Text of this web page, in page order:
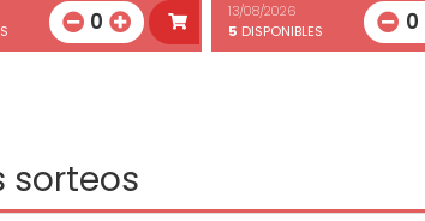
0
13/08/2026
5 DISPONIBLES 0
sorteos